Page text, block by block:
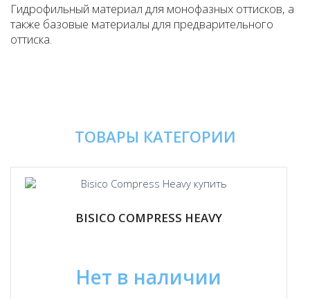
Гидрофильный материал для монофазных оттисков, а
также базовые материалы для предварительного
оттиска.
ТОВАРЫ КАТЕГОРИИ
BISICO COMPRESS HEAVY
Нет в наличии